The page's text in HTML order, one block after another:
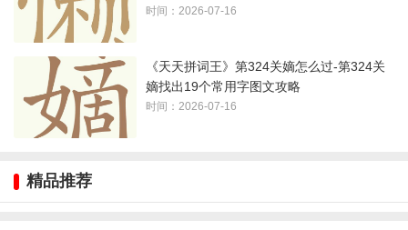
时间：2026-07-16
《天天拼词王》第324关嫡怎么过-第324关
嫡找出19个常用字图文攻略
时间：2026-07-16
精品推荐